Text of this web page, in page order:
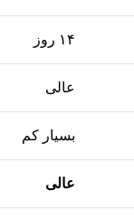
۱۴ روز
عالی
بسیار کم
عالی